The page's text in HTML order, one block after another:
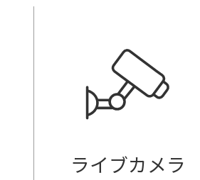
ライブカメラ